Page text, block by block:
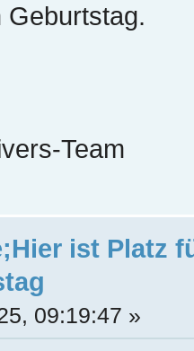
Geburtstag.
Team
ist Platz
09:19:47 »